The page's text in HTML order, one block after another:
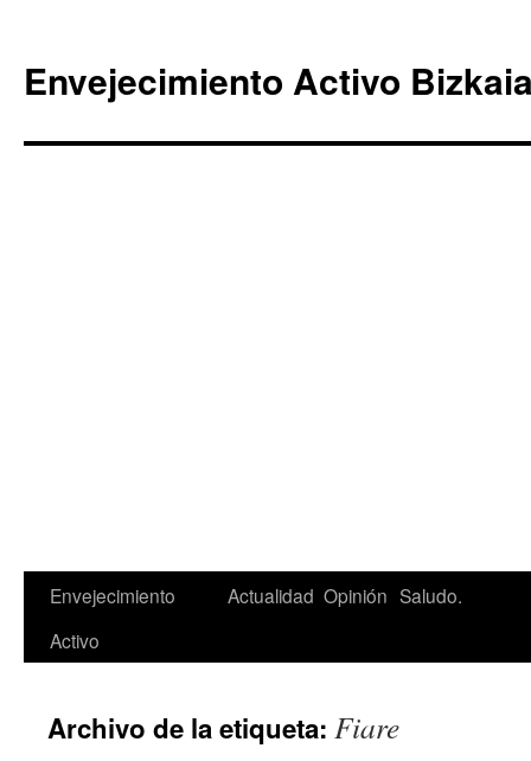
Envejecimiento Activo
Saltar
Envejecimiento
Activo
Actualidad Opinión Saludo.
Archivo de la etiqueta: Fiare